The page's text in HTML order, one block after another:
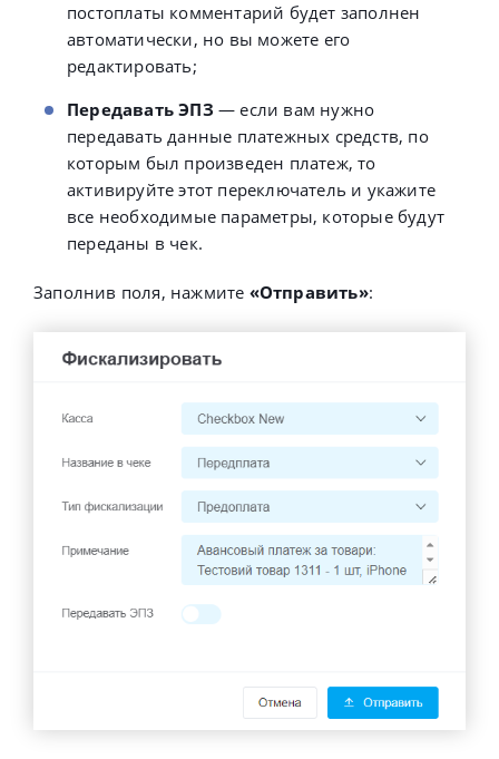
постоплаты комментарий будет заполнен
автоматически, но вы можете его
редактировать;
Передавать ЭПЗ — если вам нужно
передавать данные платежных средств, по
которым был произведен платеж, то
активируйте этот переключатель и укажите
все необходимые параметры, которые будут
переданы в чек.
Заполнив поля, нажмите «Отправить»: